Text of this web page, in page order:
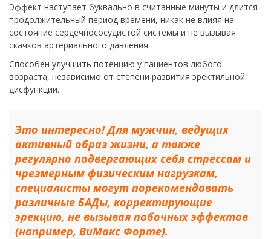
Эффект наступает буквально в считанные минуты и длится
продолжительный период времени, никак не влияя на
состояние сердечнососудистой системы и не вызывая
скачков артериального давления.
Способен улучшить потенцию у пациентов любого
возраста, независимо от степени развития эректильной
дисфункции.
Это интересно! Для мужчин, ведущих
активный образ жизни, а также
регулярно подвергающих себя стрессам и
чрезмерным физическим нагрузкам,
специалисты могут порекомендовать
различные БАДы, корректирующие
эрекцию, не вызывая побочных эффектов
(например, ВиМакс Форте).